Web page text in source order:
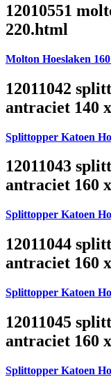
12010551
220.html
Molton Hoeslaken
12011042
antraciet 140
Splittopper Katoen
12011043
antraciet 160
Splittopper Katoen
12011044
antraciet 160
Splittopper Katoen
12011045
antraciet 160
Splittopper Katoen